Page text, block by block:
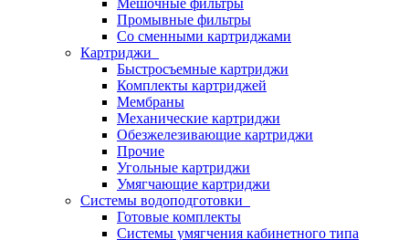
Мешочные фильтры
Промывные фильтры
Со сменными картриджами
Картриджи
Быстросъемные картриджи
Комплекты картриджей
Мембраны
Механические картриджи
Обезжелезивающие картриджи
Прочие
Угольные картриджи
Умягчающие картриджи
Системы водоподготовки
Готовые комплекты
Системы умягчения кабинетного типа